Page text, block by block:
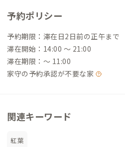
予約ポリシー
予約期限：滞在日2日前の正午まで
滞在開始：14:00 〜 21:00
滞在期限：〜 11:00
家守の予約承認が不要な家
関連キーワード
紅葉